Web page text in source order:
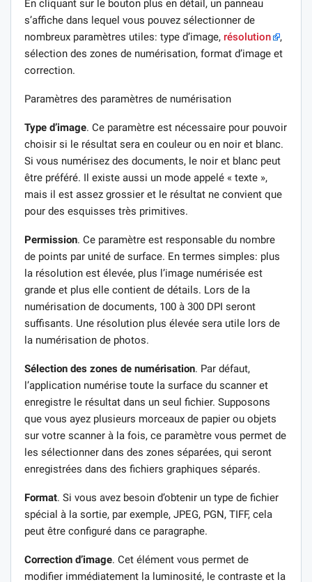
En cliquant sur le bouton plus en détail, un panneau
s’affiche dans lequel vous pouvez sélectionner de
nombreux paramètres utiles: type d’image, résolution
,
sélection des zones de numérisation, format d’image et
correction.
Paramètres des paramètres de numérisation
Type d’image. Ce paramètre est nécessaire pour pouvoir
choisir si le résultat sera en couleur ou en noir et blanc.
Si vous numérisez des documents, le noir et blanc peut
être préféré. Il existe aussi un mode appelé « texte »,
mais il est assez grossier et le résultat ne convient que
pour des esquisses très primitives.
Permission. Ce paramètre est responsable du nombre
de points par unité de surface. En termes simples: plus
la résolution est élevée, plus l’image numérisée est
grande et plus elle contient de détails. Lors de la
numérisation de documents, 100 à 300 DPI seront
suffisants. Une résolution plus élevée sera utile lors de
la numérisation de photos.
Sélection des zones de numérisation. Par défaut,
l’application numérise toute la surface du scanner et
enregistre le résultat dans un seul fichier. Supposons
que vous ayez plusieurs morceaux de papier ou objets
sur votre scanner à la fois, ce paramètre vous permet de
les sélectionner dans des zones séparées, qui seront
enregistrées dans des fichiers graphiques séparés.
Format. Si vous avez besoin d’obtenir un type de fichier
spécial à la sortie, par exemple, JPEG, PGN, TIFF, cela
peut être configuré dans ce paragraphe.
Correction d’image. Cet élément vous permet de
modifier immédiatement la luminosité, le contraste et la